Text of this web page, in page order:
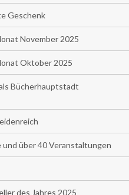
Geschenk
November 2025
Oktober 2025
Bücherhauptstadt
über 40 Veranstaltungen
des Jahres 2025